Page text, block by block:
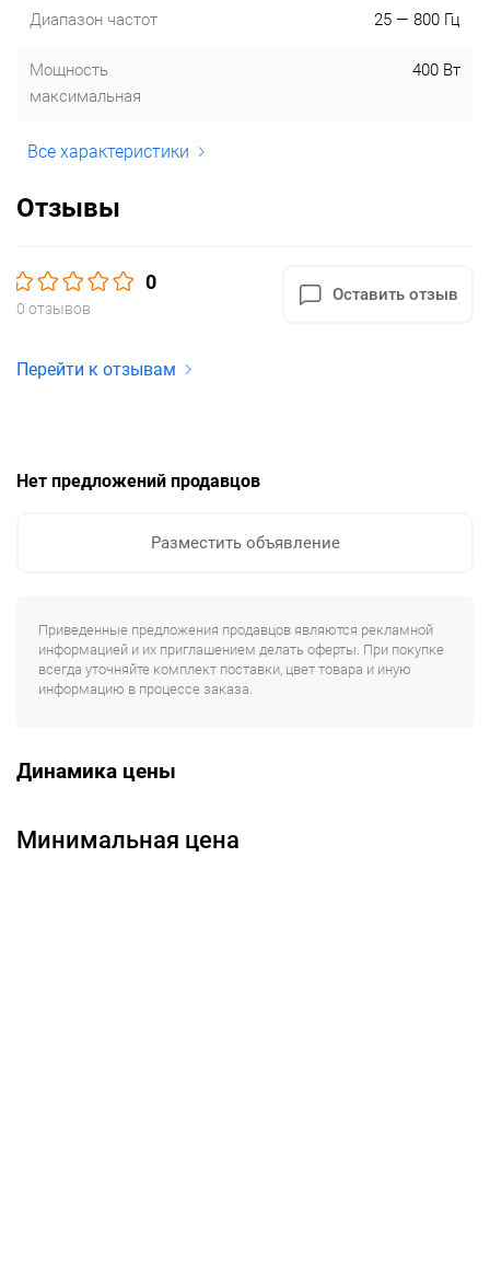
Диапазон частот 25 — 800 Гц
Мощность
максимальная
400 Вт
Все характеристики
Отзывы
0
0 отзывов
Оставить отзыв
Перейти к отзывам
Нет предложений продавцов
Разместить объявление
Приведенные предложения продавцов являются рекламной
информацией и их приглашением делать оферты. При покупке
всегда уточняйте комплект поставки, цвет товара и иную
информацию в процессе заказа.
Динамика цены
Минимальная цена